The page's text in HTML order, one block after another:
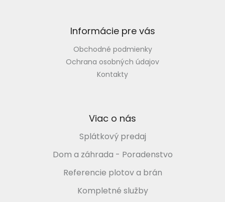
Informácie pre vás
Obchodné podmienky
Ochrana osobných údajov
Kontakty
Viac o nás
Splátkový predaj
Dom a záhrada - Poradenstvo
Referencie plotov a brán
Kompletné služby